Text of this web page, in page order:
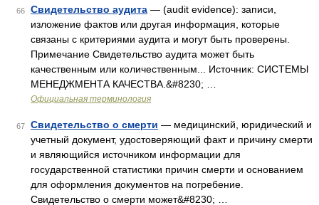
66 Свидетельство аудита — (audit evidence): записи,
изложение фактов или другая информация, которые
связаны с критериями аудита и могут быть проверены.
Примечание Свидетельство аудита может быть
качественным или количественным... Источник: СИСТЕМЫ
МЕНЕДЖМЕНТА КАЧЕСТВА.&#8230; …
Официальная терминология
67 Свидетельство о смерти — медицинский, юридический и
учетный документ, удостоверяющий факт и причину смерти
и являющийся источником информации для
государственной статистики причин смерти и основанием
для оформления документов на погребение.
Свидетельство о смерти может&#8230; …